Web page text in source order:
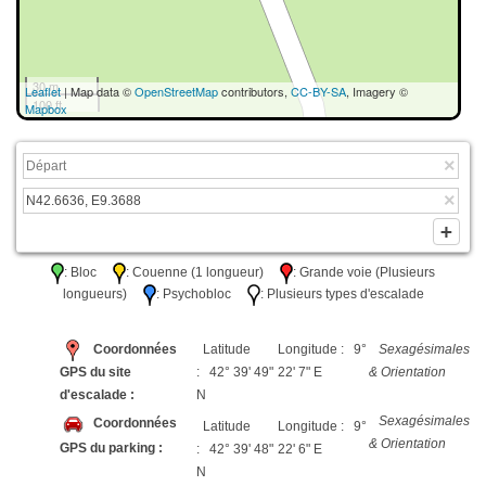
30 m
100 ft
Leaflet| Map data ©OpenStreetMapcontributors, CC-BY-SA, Imagery ©
Mapbox
: Bloc : Couenne (1 longueur)
: Grande voie (Plusieurs
longueurs)
: Psychobloc : Plusieurs types d'escalade
Coordonnées
GPS du site
d'escalade :
Latitude
: 42° 39' 49"
N
Longitude : 9°
22' 7" E
Sexagésimales
& Orientation
Coordonnées
GPS du parking :
Latitude
: 42° 39' 48"
N
Longitude : 9°
22' 6" E
Sexagésimales
& Orientation